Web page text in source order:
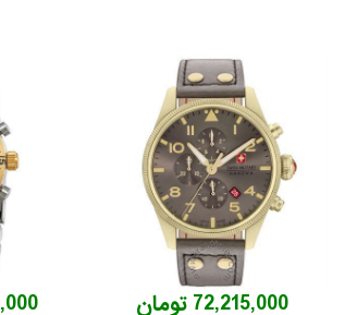
72,215,000 تومان